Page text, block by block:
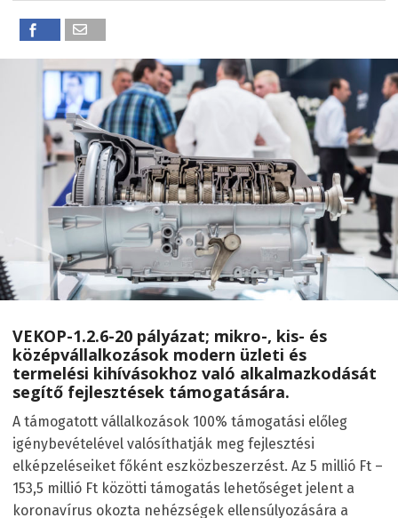
VEKOP-1.2.6-20 pályázat; mikro-, kis- és
középvállalkozások modern üzleti és
termelési kihívásokhoz való alkalmazkodását
segítő fejlesztések támogatására.
A támogatott vállalkozások 100% támogatási előleg
igénybevételével valósíthatják meg fejlesztési
elképzeléseiket főként eszközbeszerzést. Az 5 millió Ft –
153,5 millió Ft közötti támogatás lehetőséget jelent a
koronavírus okozta nehézségek ellensúlyozására a